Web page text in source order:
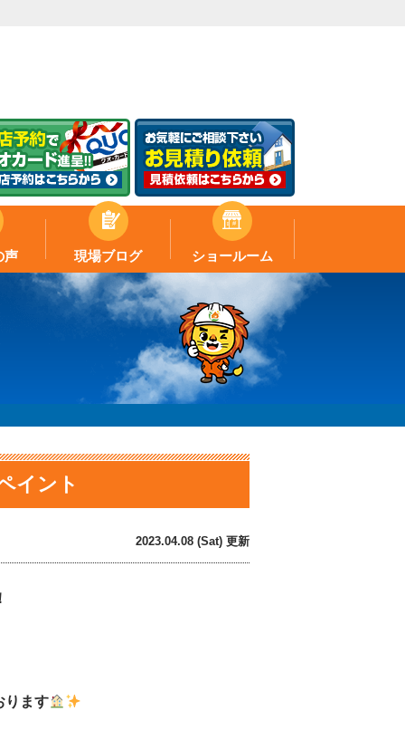
声 現場ブログ ショールーム
イント
2023.04.08 (Sat) 更新
ります